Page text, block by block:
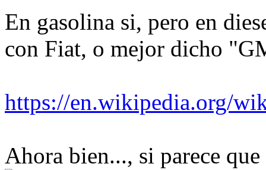
En gasolina si, pero en
con Fiat, o mejor dicho
https://en.wikipedia.org/
Ahora bien..., si parece